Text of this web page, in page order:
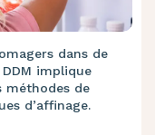
dans de
implique
méthodes de
d’affinage.